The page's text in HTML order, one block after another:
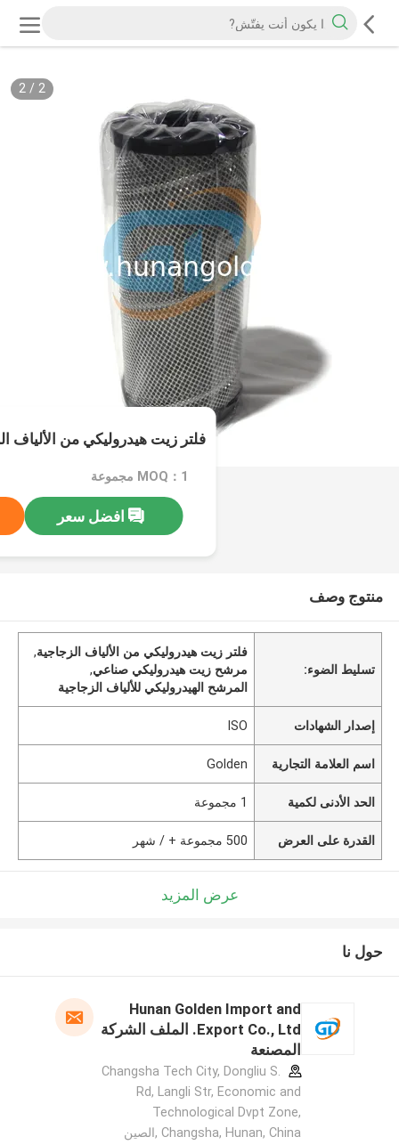
2
/
2
فلتر زيت هيدروليكي من الألياف
MOQ：1 مجموعة
افضل سعر
منتوج وصف
تسليط الضوء:
فلتر زيت هيدروليكي من الألياف الزجاجية,
مرشح زيت هيدروليكي صناعي,
المرشح الهيدروليكي للألياف الزجاجية
إصدار الشهادات ISO
اسم العلامة التجارية Golden
الحد الأدنى لكمية 1 مجموعة
القدرة على العرض 500 مجموعة + / شهر
عرض المزيد
حول نا
Hunan Golden Import and
Export Co., Ltd. الملف الشركة
المصنعة
Changsha Tech City, Dongliu S.
Rd, Langli Str, Economic and
Technological Dvpt Zone,
Changsha, Hunan, China ,الصين